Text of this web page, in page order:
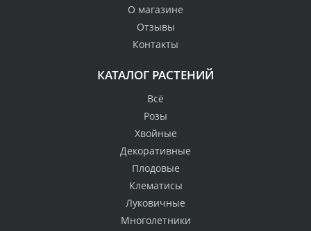
О магазине
Отзывы
Контакты
КАТАЛОГ РАСТЕНИЙ
Всё
Розы
Хвойные
Декоративные
Плодовые
Клематисы
Луковичные
Многолетники